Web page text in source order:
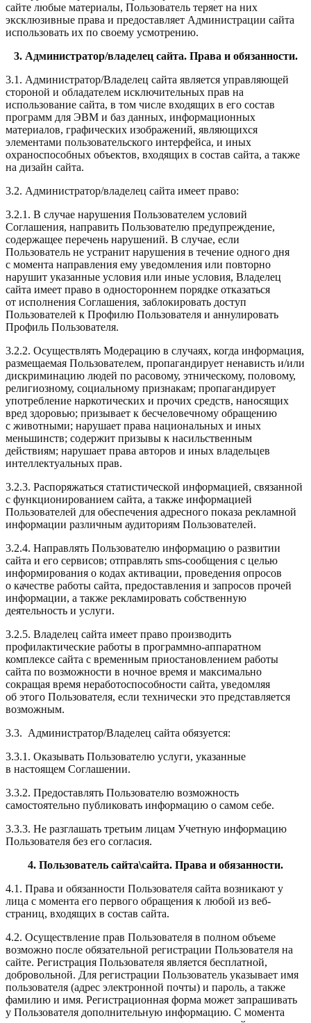
сайте любые материалы, Пользователь теряет на них
эксклюзивные права и предоставляет Администрации сайта
использовать их по своему усмотрению.
3. Администратор/владелец сайта.Права и обязанности.
3.1. Администратор/Владелец сайта является управляющей
стороной и обладателем исключительных прав на
использование сайта, в том числе входящих в его состав
программ для ЭВМ и баз данных, информационных
материалов, графических изображений, являющихся
элементами пользовательского интерфейса, и иных
охраноспособных объектов, входящих в состав сайта, а также
на дизайн сайта.
3.2. Администратор/владелец сайта имеет право:
3.2.1. В случае нарушения Пользователем условий
Соглашения, направить Пользователю предупреждение,
содержащее перечень нарушений. В случае, если
Пользователь не устранит нарушения в течение одного дня
c момента направления ему уведомления или повторно
нарушит указанные условия или иные условия, Владелец
сайта имеет право в одностороннем порядке отказаться
от исполнения Соглашения, заблокировать доступ
Пользователей к Профилю Пользователя и аннулировать
Профиль Пользователя.
3.2.2. Осуществлять Модерацию в случаях, когда информация,
размещаемая Пользователем, пропагандирует ненависть и/или
дискриминацию людей по расовому, этническому, половому,
религиозному, социальному признакам; пропагандирует
употребление наркотических и прочих средств, наносящих
вред здоровью; призывает к бесчеловечному обращению
с животными; нарушает права национальных и иных
меньшинств; содержит призывы к насильственным
действиям; нарушает права авторов и иных владельцев
интеллектуальных прав.
3.2.3. Распоряжаться статистической информацией, связанной
с функционированием сайта, а также информацией
Пользователей для обеспечения адресного показа рекламной
информации различным аудиториям Пользователей.
3.2.4. Направлять Пользователю информацию о развитии
сайта и его сервисов; отправлять sms-сообщения с целью
информирования о кодах активации, проведения опросов
о качестве работы сайта, предоставления и запросов прочей
информации, а также рекламировать собственную
деятельность и услуги.
3.2.5. Владелец сайта имеет право производить
профилактические работы в программно-аппаратном
комплексе сайта с временным приостановлением работы
сайта по возможности в ночное время и максимально
сокращая время неработоспособности сайта, уведомляя
об этого Пользователя, если технически это представляется
возможным.
3.3. Администратор/Владелец сайта обязуется:
3.3.1. Оказывать Пользователю услуги, указанные
в настоящем Соглашении.
3.3.2. Предоставлять Пользователю возможность
самостоятельно публиковать информацию о самом себе.
3.3.3. Не разглашать третьим лицам Учетную информацию
Пользователя без его согласия.
4. Пользователь сайта\сайта. Права и обязанности.
4.1. Права и обязанности Пользователя сайта возникают у
лица с момента его первого обращения к любой из веб-
страниц, входящих в состав сайта.
4.2. Осуществление прав Пользователя в полном объеме
возможно после обязательной регистрации Пользователя на
сайте. Регистрация Пользователя является бесплатной,
добровольной. Для регистрации Пользователь указывает имя
пользователя (адрес электронной почты) и пароль, а также
фамилию и имя. Регистрационная форма может запрашивать
у Пользователя дополнительную информацию. С момента